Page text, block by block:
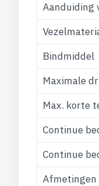
Aanduiding
Bindmiddel
Maximale
Max. korte
Continue
Continue
Afmetingen